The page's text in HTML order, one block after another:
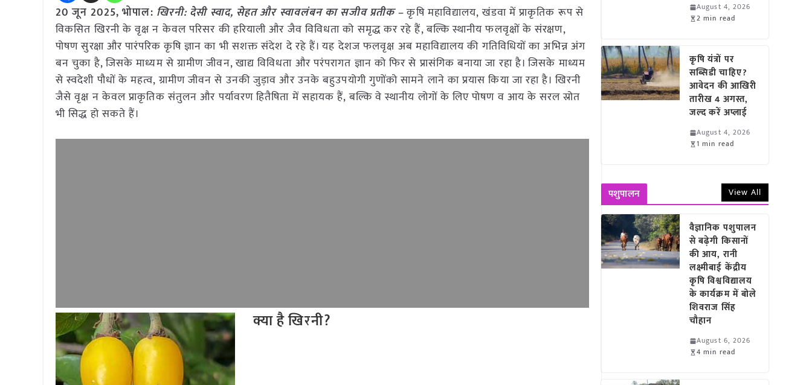
20 जून 2025, भोपाल: खिरनी: देसी स्वाद, सेहत और स्वावलंबन का सजीव प्रतीक –कृषि महाविद्यालय, खंडवा में प्राकृतिक रूप से
विकसित खिरनी के वृक्ष न केवल परिसर की हरियाली और जैव विविधता को समृद्ध कर रहे हैं, बल्कि स्थानीय फलवृक्षों के संरक्षण,
पोषण सुरक्षा और पारंपरिक कृषि ज्ञान का भी सशक्त संदेश दे रहे हैं। यह देशज फलवृक्ष अब महाविद्यालय की गतिविधियों का अभिन्न अंग
बन चुका है, जिसके माध्यम से ग्रामीण जीवन, खाद्य विविधता और परंपरागत ज्ञान को फिर से प्रासंगिक बनाया जा रहा है। जिसके माध्यम
से स्वदेशी पौधों के महत्व, ग्रामीण जीवन से उनकी जुड़ाव और उनके बहुउपयोगी गुणोंको सामने लाने का प्रयास किया जा रहा है। खिरनी
जैसे वृक्ष न केवल प्राकृतिक संतुलन और पर्यावरण हितैषिता में सहायक हैं, बल्कि वे स्थानीय लोगों के लिए पोषण व आय के सरल स्रोत
भी सिद्ध हो सकते हैं।
क्या है खिरनी?
August 4, 2026
2 min read
कृषि यंत्रों पर
सब्सिडी चाहिए?
आवेदन की आखिरी
तारीख 4 अगस्त,
जल्द करें अप्लाई
August 4, 2026
1 min read
पशुपालन View All
वैज्ञानिक पशुपालन
से बढ़ेगी किसानों
की आय, रानी
लक्ष्मीबाई केंद्रीय
कृषि विश्वविद्यालय
के कार्यक्रम में बोले
शिवराज सिंह
चौहान
August 6, 2026
4 min read